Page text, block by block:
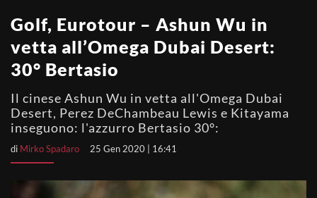
Golf, Eurotour – Ashun Wu in
vetta all’Omega Dubai Desert:
30° Bertasio
Il cinese Ashun Wu in vetta all'Omega Dubai
Desert, Perez DeChambeau Lewis e Kitayama
inseguono: l'azzurro Bertasio 30°:
di Mirko Spadaro 25 Gen 2020 | 16:41